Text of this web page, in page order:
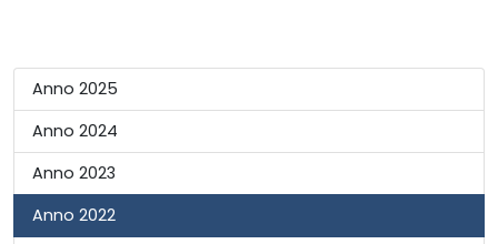
Anno 2025
Anno 2024
Anno 2023
Anno 2022